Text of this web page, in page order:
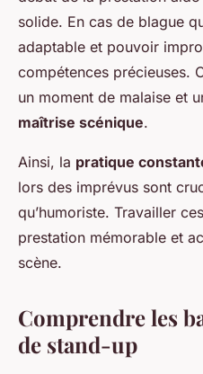
solide. En cas de blague
adaptable et pouvoir
compétences précieuses.
un moment de malaise et
maîtrise scénique.
Ainsi, la pratique
lors des imprévus sont
qu’humoriste. Travailler
prestation mémorable et
scène.
Comprendre les
de stand-up